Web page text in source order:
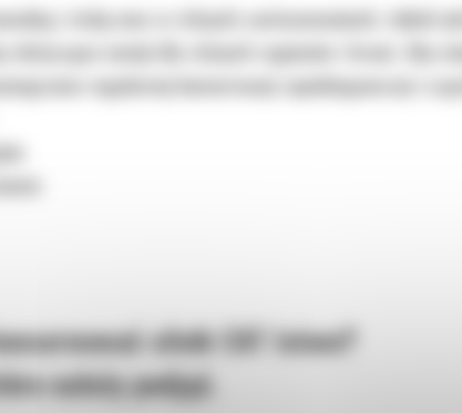
i stałą moc w różnych zastosowaniach, takich
dotyczące emisji dla różnych regionów i branż. Aby
regularnej konserwacji zapobiegawczej i
silnik CAT latem?
należy podjąć.